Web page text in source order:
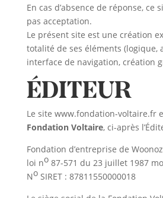
En cas d’absence de réponse, ce
pas acceptation.
Le présent site est une création
totalité de ses éléments (logique,
interface de navigation, création
ÉDITEUR
Le site www.fondation-voltaire.fr
Fondation Voltaire, ci-après
Fondation d’entreprise de
loi no 87-571 du 23 juillet 1987
No SIRET : 87811550000018